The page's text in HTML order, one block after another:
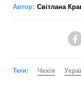
Автор: Світлана
Теги: Чехія